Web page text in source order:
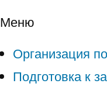
Меню
Организация
Подготовка к